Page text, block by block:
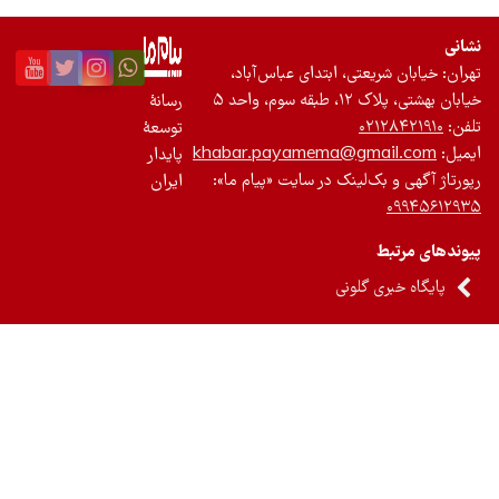
شریعتی، ابتدای عباس‌آباد،
طبقه سوم، واحد ۵
و بک‌لینک در سایت «پیام ما»:
خبری گلونی
رسانۀ
پایدار
ایران